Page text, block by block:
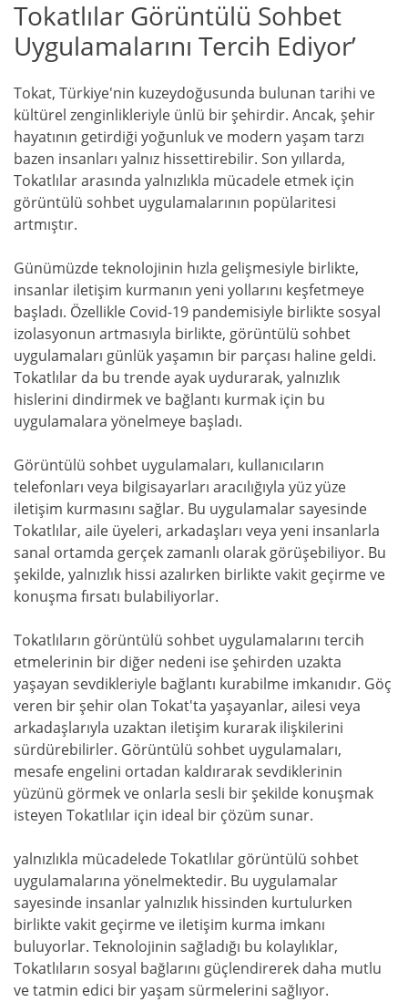
Tokatlılar Görüntülü Sohbet
Uygulamalarını Tercih Ediyor’
Tokat, Türkiye'nin kuzeydoğusunda bulunan tarihi ve
kültürel zenginlikleriyle ünlü bir şehirdir. Ancak, şehir
hayatının getirdiği yoğunluk ve modern yaşam tarzı
bazen insanları yalnız hissettirebilir. Son yıllarda,
Tokatlılar arasında yalnızlıkla mücadele etmek için
görüntülü sohbet uygulamalarının popülaritesi
artmıştır.
Günümüzde teknolojinin hızla gelişmesiyle birlikte,
insanlar iletişim kurmanın yeni yollarını keşfetmeye
başladı. Özellikle Covid-19 pandemisiyle birlikte sosyal
izolasyonun artmasıyla birlikte, görüntülü sohbet
uygulamaları günlük yaşamın bir parçası haline geldi.
Tokatlılar da bu trende ayak uydurarak, yalnızlık
hislerini dindirmek ve bağlantı kurmak için bu
uygulamalara yönelmeye başladı.
Görüntülü sohbet uygulamaları, kullanıcıların
telefonları veya bilgisayarları aracılığıyla yüz yüze
iletişim kurmasını sağlar. Bu uygulamalar sayesinde
Tokatlılar, aile üyeleri, arkadaşları veya yeni insanlarla
sanal ortamda gerçek zamanlı olarak görüşebiliyor. Bu
şekilde, yalnızlık hissi azalırken birlikte vakit geçirme ve
konuşma fırsatı bulabiliyorlar.
Tokatlıların görüntülü sohbet uygulamalarını tercih
etmelerinin bir diğer nedeni ise şehirden uzakta
yaşayan sevdikleriyle bağlantı kurabilme imkanıdır. Göç
veren bir şehir olan Tokat'ta yaşayanlar, ailesi veya
arkadaşlarıyla uzaktan iletişim kurarak ilişkilerini
sürdürebilirler. Görüntülü sohbet uygulamaları,
mesafe engelini ortadan kaldırarak sevdiklerinin
yüzünü görmek ve onlarla sesli bir şekilde konuşmak
isteyen Tokatlılar için ideal bir çözüm sunar.
yalnızlıkla mücadelede Tokatlılar görüntülü sohbet
uygulamalarına yönelmektedir. Bu uygulamalar
sayesinde insanlar yalnızlık hissinden kurtulurken
birlikte vakit geçirme ve iletişim kurma imkanı
buluyorlar. Teknolojinin sağladığı bu kolaylıklar,
Tokatlıların sosyal bağlarını güçlendirerek daha mutlu
ve tatmin edici bir yaşam sürmelerini sağlıyor.